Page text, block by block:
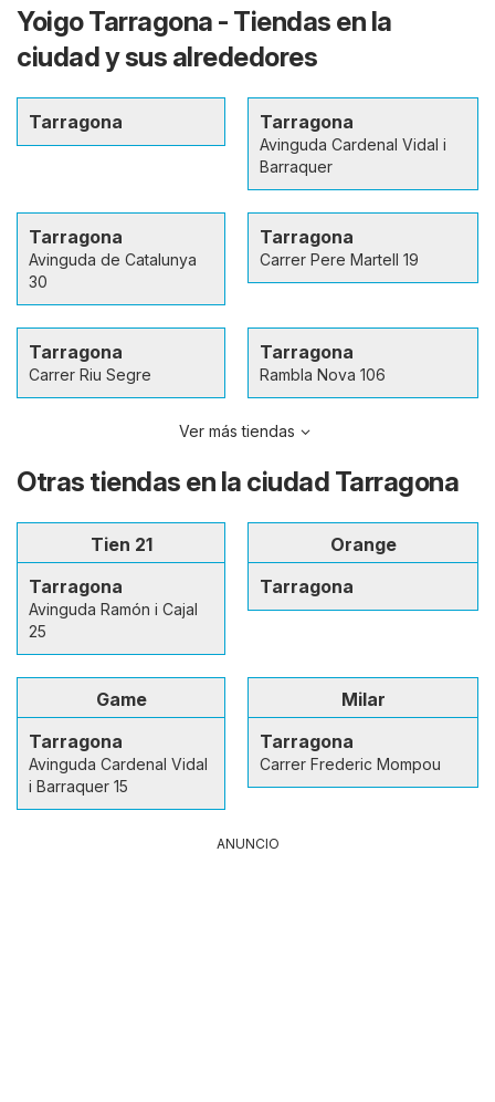
Yoigo Tarragona - Tiendas en la
ciudad y sus alrededores
Tarragona Tarragona
Avinguda Cardenal Vidal i
Barraquer
Tarragona
Avinguda de Catalunya
30
Tarragona
Carrer Pere Martell 19
Tarragona
Carrer Riu Segre
Tarragona
Rambla Nova 106
Ver más tiendas
Otras tiendas en la ciudad Tarragona
Tien 21
Tarragona
Avinguda Ramón i Cajal
25
Orange
Tarragona
Game
Tarragona
Avinguda Cardenal Vidal
i Barraquer 15
Milar
Tarragona
Carrer Frederic Mompou
ANUNCIO